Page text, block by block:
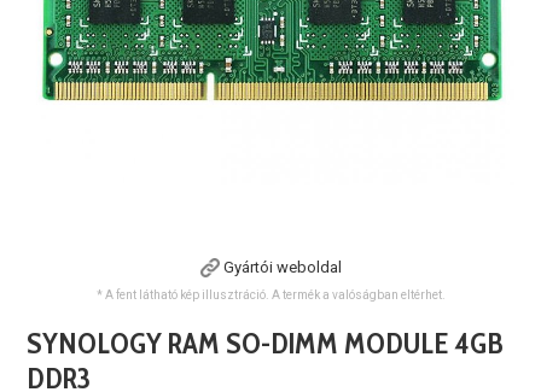
Gyártói weboldal
* A fent látható kép illusztráció. A termék a valóságban eltérhet.
SYNOLOGY RAM SO-DIMM MODULE 4GB
DDR3